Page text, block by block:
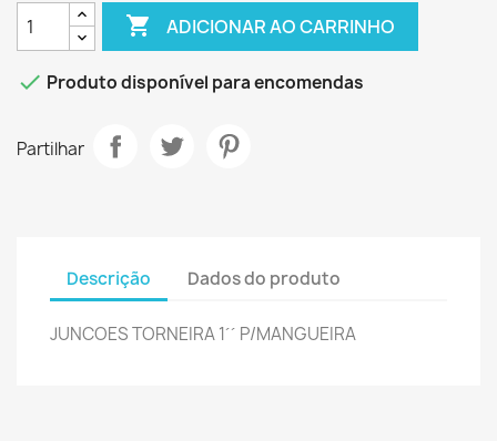
 ADICIONAR AO CARRINHO
 Produto disponível para encomendas
Partilhar
Descrição Dados do produto
JUNCOES TORNEIRA 1´´ P/MANGUEIRA